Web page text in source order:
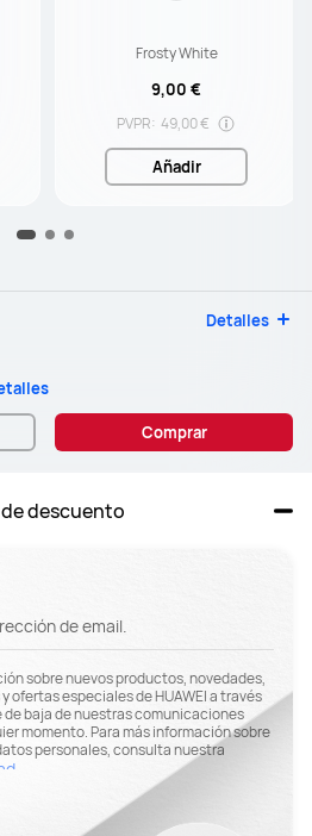
Frosty White
9,00 €
PVPR: 49,00 €
Añadir
Detalles
Comprar
descuento
de email.
sobre nuevos productos, novedades,
ofertas especiales de HUAWEI a través
de baja de nuestras comunicaciones
momento. Para más información sobre
personales, consulta nuestra